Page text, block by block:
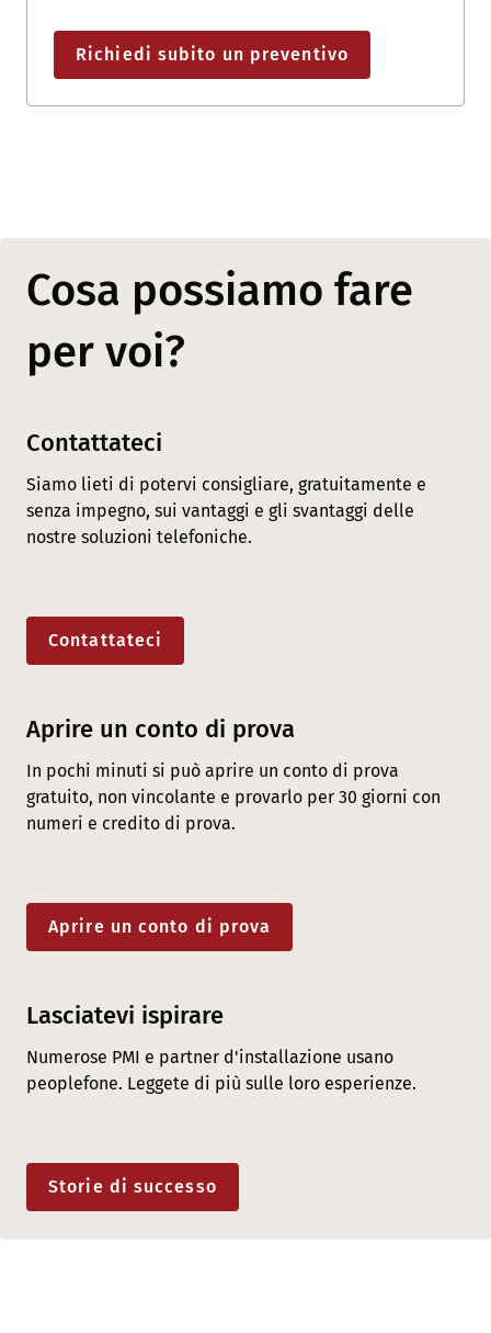
Richiedi subito un preventivo
Cosa possiamo fare
per voi?
Contattateci
Siamo lieti di potervi consigliare, gratuitamente e
senza impegno, sui vantaggi e gli svantaggi delle
nostre soluzioni telefoniche.
Contattateci
Aprire un conto di prova
In pochi minuti si può aprire un conto di prova
gratuito, non vincolante e provarlo per 30 giorni con
numeri e credito di prova.
Aprire un conto di prova
Lasciatevi ispirare
Numerose PMI e partner d'installazione usano
peoplefone. Leggete di più sulle loro esperienze.
Storie di successo